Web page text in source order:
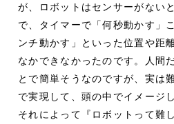
が、ロボットはセンサーがない
で、タイマーで「何秒動かす」
ンチ動かす」といった位置や距
なかできなかったのです。人間
とで簡単そうなのですが、実は
で実現して、頭の中でイメージ
それによって『ロボットって難